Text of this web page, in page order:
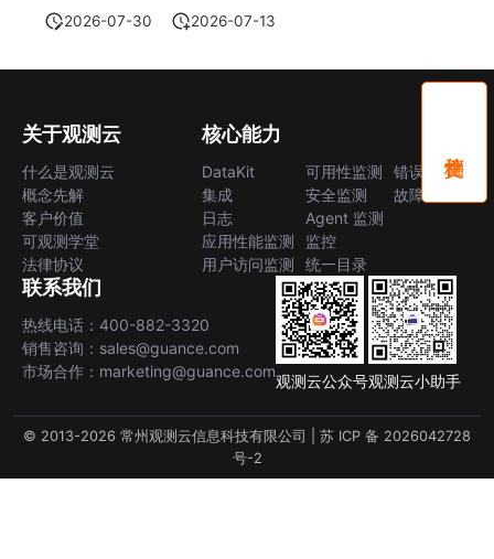
2026-07-30 2026-07-13
关于观测云
什么是观测云
概念先解
客户价值
可观测学堂
法律协议
核心能力
DataKit
集成
日志
应用性能监测
用户访问监测
可用性监测
安全监测
Agent 监测
监控
统一目录
错误中心
故障中心
联系我们
热线电话：400-882-3320
销售咨询：sales@guance.com
市场合作：marketing@guance.com
观测云公众号观测云小助手
© 2013-2026 常州观测云信息科技有限公司 | 苏 ICP 备 2026042728
号-2